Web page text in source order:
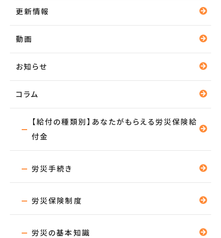
更新情報
動画
お知らせ
コラム
【給付の種類別】あなたがもらえる労災保険給
付金
労災手続き
労災保険制度
労災の基本知識